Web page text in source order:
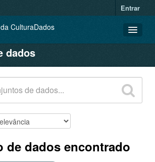
Entrar
DADOS
dados
de dados encontrado